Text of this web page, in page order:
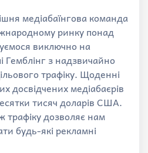
медіабаїнгова команда
ринку понад
виключно на
Гемблінг з надзвичайно
трафіку. Щоденні
досвідчених медіабаєрів
тисяч доларів США.
трафіку дозволяє нам
будь-які рекламні